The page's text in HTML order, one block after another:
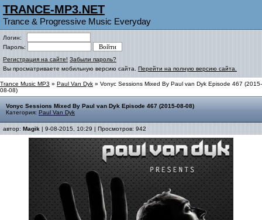
TRANCE-MP3.NET
Trance & Progressive Music Everyday
Логин:
Пароль:
Регистрация на сайте! Забыли пароль?
Вы просматриваете мобильную версию сайта. Перейти на полную версию сайта.
Trance Music MP3 » Paul Van Dyk » Vonyc Sessions Mixed By Paul van Dyk Episode 467 (2015-
08-08)
Vonyc Sessions Mixed By Paul van Dyk Episode 467 (2015-08-08)
Категория: Paul Van Dyk
автор: Magik | 9-08-2015, 10:29 | Просмотров: 942